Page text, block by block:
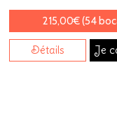
215,00€ (54
Détails Je